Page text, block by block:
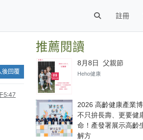
註冊
後回覆
5:47
推薦閱讀